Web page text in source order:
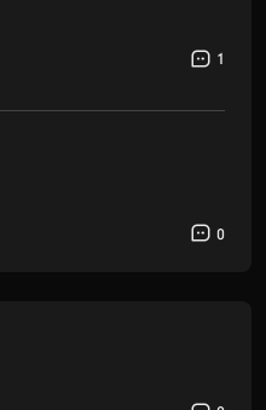
1
0